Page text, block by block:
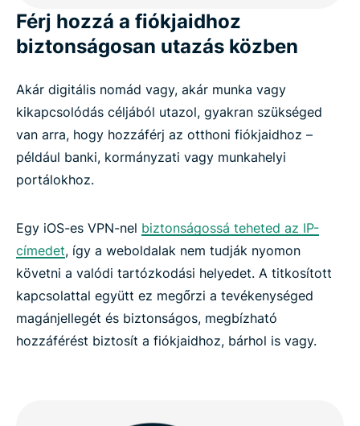
Férj hozzá a fiókjaidhoz
biztonságosan utazás közben
Akár digitális nomád vagy, akár munka vagy
kikapcsolódás céljából utazol, gyakran szükséged
van arra, hogy hozzáférj az otthoni fiókjaidhoz –
például banki, kormányzati vagy munkahelyi
portálokhoz.
Egy iOS-es VPN-nel biztonságossá teheted az IP-
címedet, így a weboldalak nem tudják nyomon
követni a valódi tartózkodási helyedet. A titkosított
kapcsolattal együtt ez megőrzi a tevékenységed
magánjellegét és biztonságos, megbízható
hozzáférést biztosít a fiókjaidhoz, bárhol is vagy.